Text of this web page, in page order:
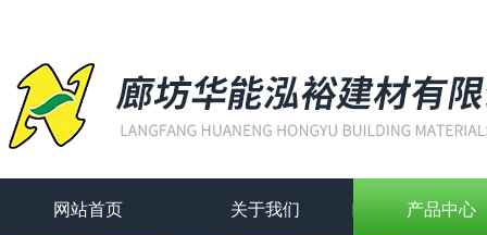
网站首页 关于我们 产品中心